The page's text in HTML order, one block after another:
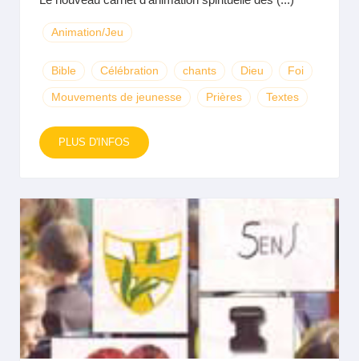
Animation/Jeu
Bible Célébration chants Dieu Foi
Mouvements de jeunesse Prières Textes
PLUS D'INFOS